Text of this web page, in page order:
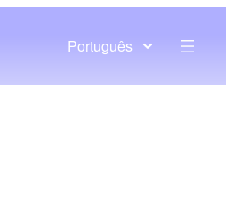
Português